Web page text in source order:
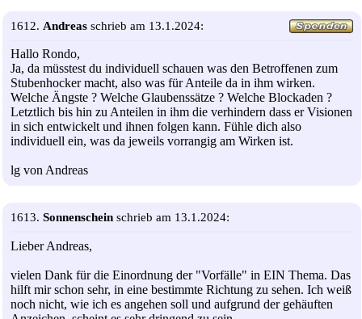
1612. Andreas schrieb am 13.1.2024:
Hallo Rondo,
Ja, da müsstest du individuell schauen was den Betroffenen zum
Stubenhocker macht, also was für Anteile da in ihm wirken.
Welche Ängste ? Welche Glaubenssätze ? Welche Blockaden ?
Letztlich bis hin zu Anteilen in ihm die verhindern dass er Visionen
in sich entwickelt und ihnen folgen kann. Fühle dich also
individuell ein, was da jeweils vorrangig am Wirken ist.
lg von Andreas
1613. Sonnenschein schrieb am 13.1.2024:
Lieber Andreas,
vielen Dank für die Einordnung der "Vorfälle" in EIN Thema. Das
hilft mir schon sehr, in eine bestimmte Richtung zu sehen. Ich weiß
noch nicht, wie ich es angehen soll und aufgrund der gehäuften